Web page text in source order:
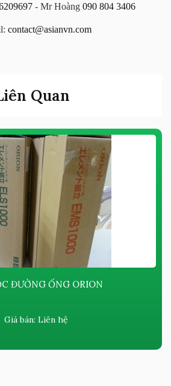
- Mr Hoàng 090 804 3406
contact@asianvn.com
Quan
ĐƯỜNG ỐNG ORION
Giá bán: Liên hệ